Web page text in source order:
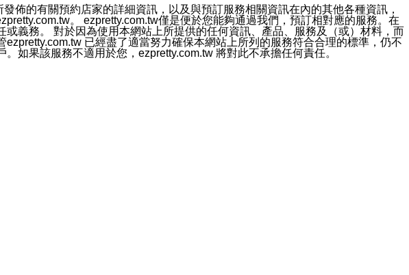
佈的有關預約店家的詳細資訊，以及與預訂服務相關資訊在內的其他各種資訊，
。 ezpretty.com.tw僅是便於您能夠通過我們，預訂相對應的服務。在
義務。 對於因為使用本網站上所提供的任何資訊、產品、服務及（或）材料，而
已經盡了適當努力確保本網站上所列的服務符合合理的標準，仍不
如果該服務不適用於您，ezpretty.com.tw 將對此不承擔任何責任。